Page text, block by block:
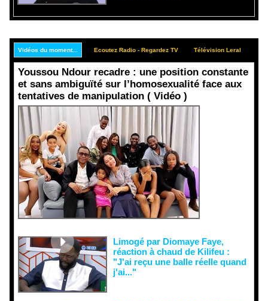
Vidéos du moment... Ecoutez Radio - Regardez TV Télévision Leral
Youssou Ndour recadre : une position constante
et sans ambiguïté sur l’homosexualité face aux
tentatives de manipulation ( Vidéo )
Limogé par Diomaye Faye,
réaction à chaud de Kilifeu :
"J'ai reçu une balle réelle quand
j'ai..."